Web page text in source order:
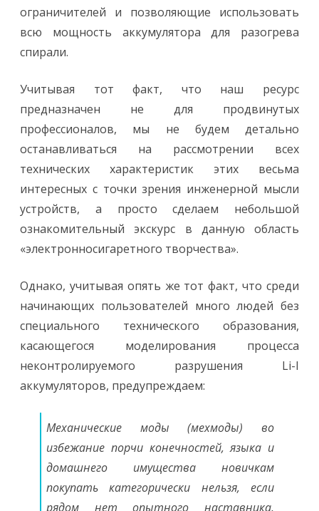
ограничителей и позволяющие использовать
всю мощность аккумулятора для разогрева
спирали.
Учитывая тот факт, что наш ресурс
предназначен не для продвинутых
профессионалов, мы не будем детально
останавливаться на рассмотрении всех
технических характеристик этих весьма
интересных с точки зрения инженерной мысли
устройств, а просто сделаем небольшой
ознакомительный экскурс в данную область
«электронносигаретного творчества».
Однако, учитывая опять же тот факт, что среди
начинающих пользователей много людей без
специального технического образования,
касающегося моделирования процесса
неконтролируемого разрушения Li-I
аккумуляторов, предупреждаем:
Механические моды (мехмоды) во
избежание порчи конечностей, языка и
домашнего имущества новичкам
покупать категорически нельзя, если
рядом нет опытного наставника,